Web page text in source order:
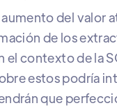
del valor
de los
el contexto de la
estos podría
que